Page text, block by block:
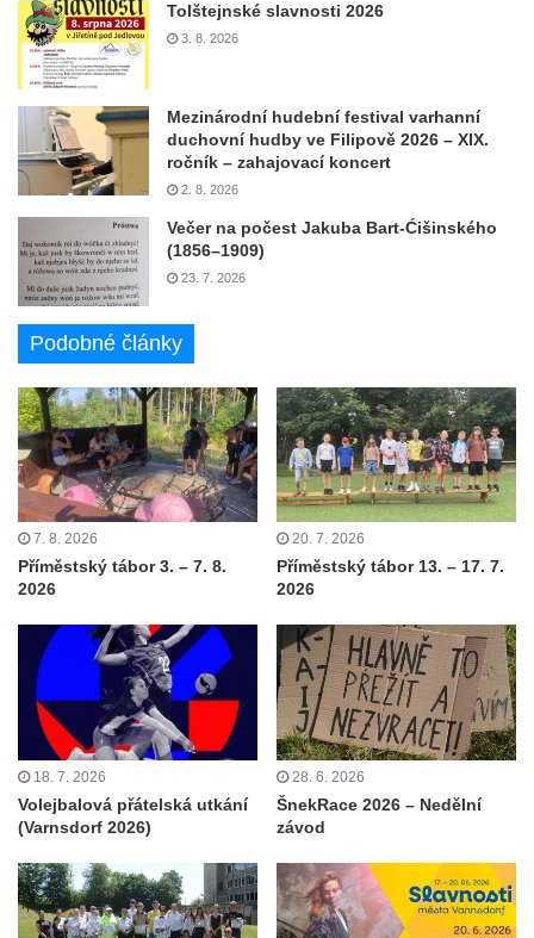
Tolštejnské slavnosti 2026
3. 8. 2026
Mezinárodní hudební festival varhanní
duchovní hudby ve Filipově 2026 – XIX.
ročník – zahajovací koncert
2. 8. 2026
Večer na počest Jakuba Bart-Ćišinského
(1856–1909)
23. 7. 2026
Podobné články
7. 8. 2026
Příměstský tábor 3. – 7. 8.
2026
20. 7. 2026
Příměstský tábor 13. – 17. 7.
2026
18. 7. 2026
Volejbalová přátelská utkání
(Varnsdorf 2026)
28. 6. 2026
ŠnekRace 2026 – Nedělní
závod